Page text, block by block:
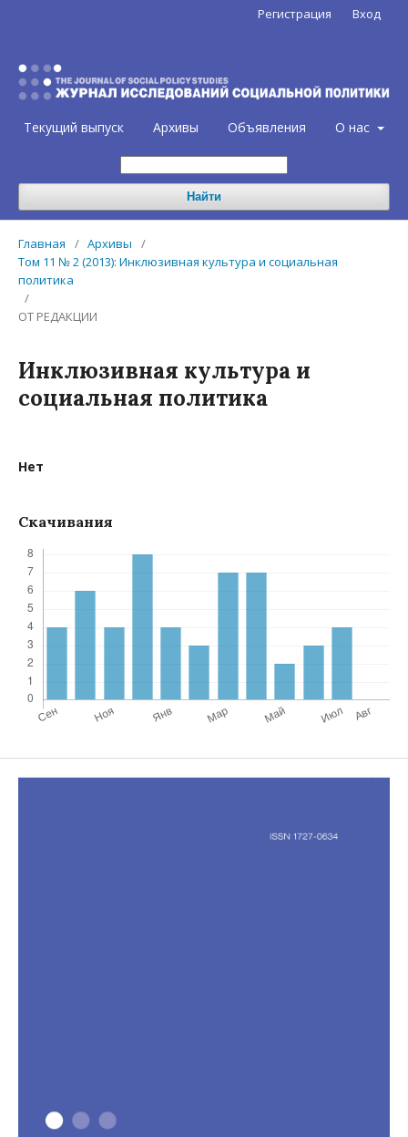
Текущий выпуск Архивы Объявления О нас
Найти
Регистрация Вход
Главная / Архивы
/
Том 11 № 2 (2013): Инклюзивная культура и социальная
политика
/
ОТ РЕДАКЦИИ
Инклюзивная культура и
социальная политика
Нет
Скачивания